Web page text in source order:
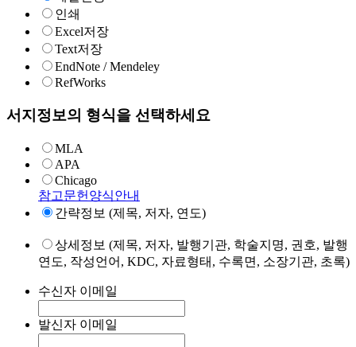
인쇄
Excel저장
Text저장
EndNote / Mendeley
RefWorks
서지정보의 형식을 선택하세요
MLA
APA
Chicago
참고문헌양식안내
간략정보 (제목, 저자, 연도)
상세정보 (제목, 저자, 발행기관, 학술지명, 권호, 발행
연도, 작성언어, KDC, 자료형태, 수록면, 소장기관, 초록)
수신자 이메일
발신자 이메일